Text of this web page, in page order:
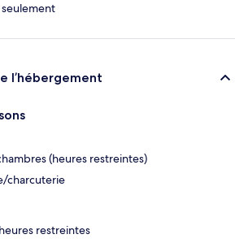
l’hébergement
(heures restreintes)
charcuterie
restreintes